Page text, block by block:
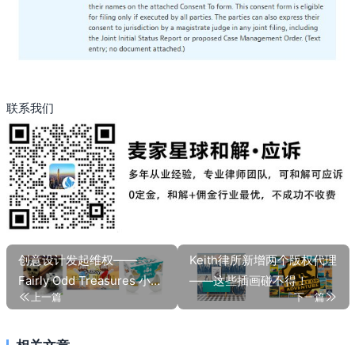
联系我们
创意设计发起维权——
Fairly Odd Treasures 小便
池酒杯、YELAKEY 耶稣玩
上一篇
Keith律所新增两个版权代理
——这些插画碰不得！
下一篇